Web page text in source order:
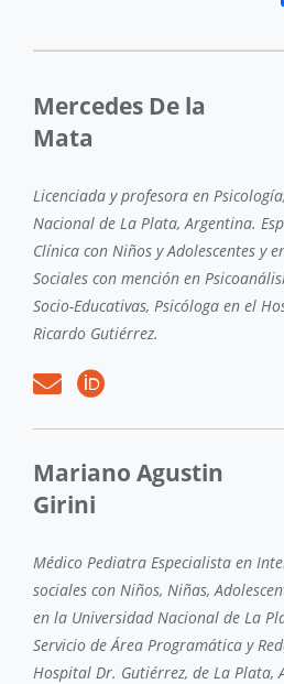
Mercedes De la
Mata
Licenciada y profesora en
Nacional de La Plata, Argentina.
Clínica con Niños y Adolescentes y
Sociales con mención en
Socio-Educativas, Psicóloga en el
Ricardo Gutiérrez.
Mariano Agustin
Girini
Médico Pediatra Especialista en
sociales con Niños, Niñas,
en la Universidad Nacional de La
Servicio de Área Programática y
Hospital Dr. Gutiérrez, de La Plata,